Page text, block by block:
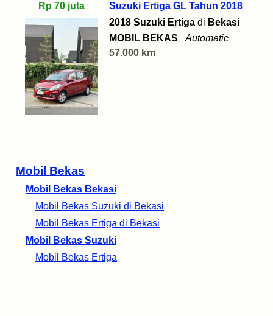
Mobil Bekas
Mobil Bekas Bekasi
Mobil Bekas Suzuki di Bekasi
Mobil Bekas Ertiga di Bekasi
Mobil Bekas Suzuki
Mobil Bekas Ertiga
Rp 70 juta
Suzuki Ertiga GL Tahun 2018
2018 Suzuki Ertiga di Bekasi
MOBIL BEKAS
Automatic
57.000 km